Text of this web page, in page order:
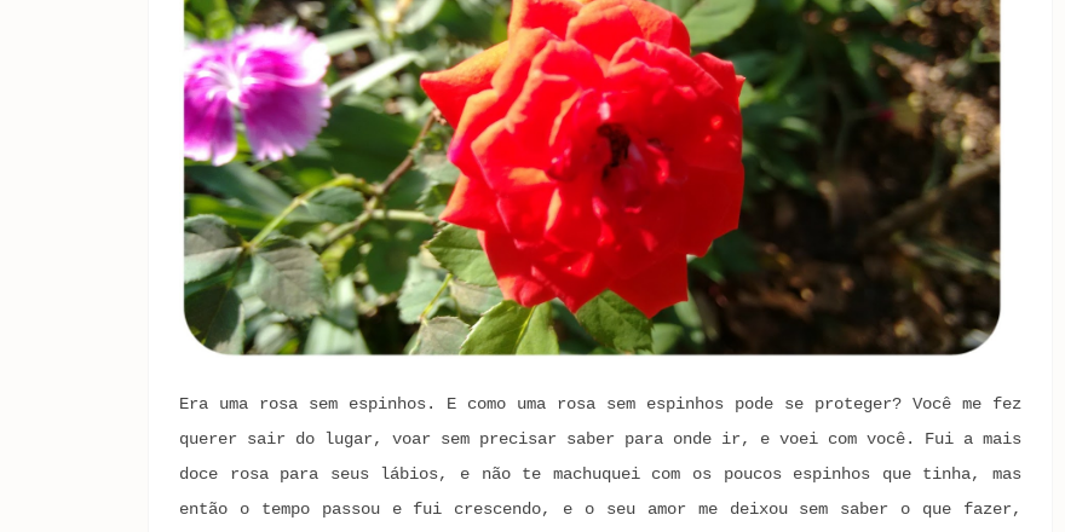
Era uma rosa sem espinhos. E como uma rosa sem espinhos pode se proteger? Você me fez
querer sair do lugar, voar sem precisar saber para onde ir, e voei com você. Fui a mais
doce rosa para seus lábios, e não te machuquei com os poucos espinhos que tinha, mas
então o tempo passou e fui crescendo, e o seu amor me deixou sem saber o que fazer,